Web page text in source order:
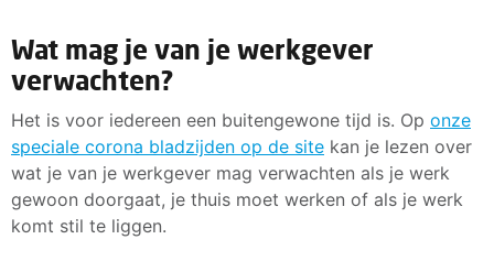
Wat mag je van je werkgever
verwachten?
Het is voor iedereen een buitengewone tijd is. Op onze
speciale corona bladzijden op de site kan je lezen over
wat je van je werkgever mag verwachten als je werk
gewoon doorgaat, je thuis moet werken of als je werk
komt stil te liggen.